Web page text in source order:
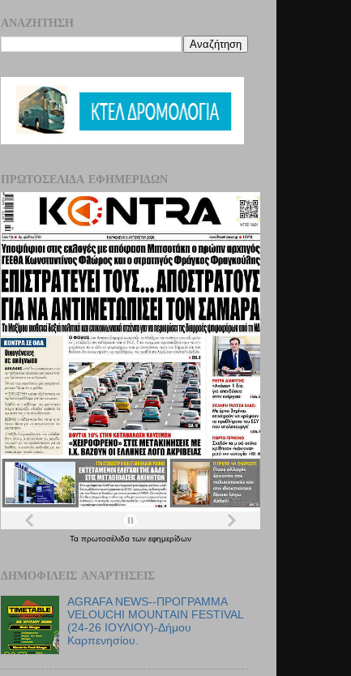
ΑΝΑΖΉΤΗΣΗ
ΠΡΩΤΟΣΈΛΙΔΑ ΕΦΗΜΕΡΊΔΩΝ
Τα πρωτοσέλιδα των εφημερίδων
ΔΗΜΟΦΙΛΕΊΣ ΑΝΑΡΤΉΣΕΙΣ
AGRAFA NEWS--ΠΡΟΓΡΑΜΜΑ
VELOUCHI MOUNTAIN FESTIVAL
(24-26 ΙΟΥΛΙΟΥ)-Δήμου
Καρπενησίου.